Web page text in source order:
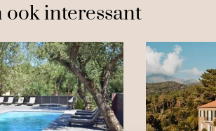
ook interessant